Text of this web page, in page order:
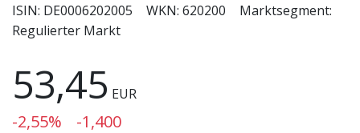
ISIN: DE0006202005 WKN: 620200
Marktsegment:
Regulierter Markt
53,45 EUR
-2,55% -1,400